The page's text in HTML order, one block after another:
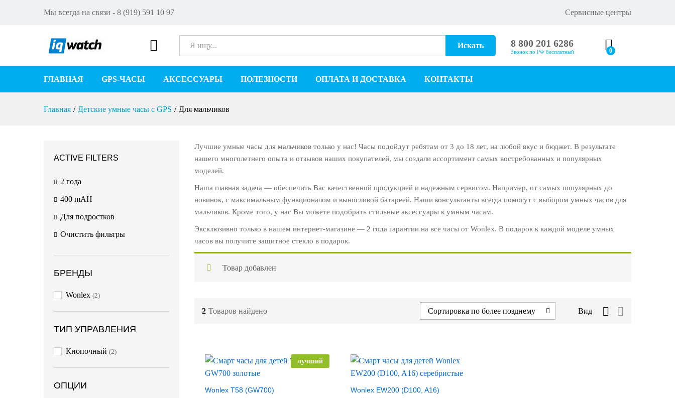
Мы всегда на связи - 8 (919) 591 10 97 Сервисные центры
Все Искать 8 800 201 6286
Звонок по РФ бесплатный 0
ГЛАВНАЯ GPS-ЧАСЫ АКСЕССУАРЫ ПОЛЕЗНОСТИ ОПЛАТА И ДОСТАВКА КОНТАКТЫ
Главная / Детские умные часы с GPS / Для мальчиков
Лучшие умные часы для мальчиков только у нас! Часы подойдут ребятам от 3 до 18 лет, на любой вкус и бюджет. В результате
нашего многолетнего опыта и отзывов наших покупателей, мы создали ассортимент самых востребованных и популярных
моделей.
Наша главная задача — обеспечить Вас качественной продукцией и надежным сервисом. Например, от самых популярных до
новинок, с максимальным функционалом и выносливой батареей. Наши консультанты всегда помогут с выбором умных часов для
мальчиков. Кроме того, у нас Вы можете подобрать стильные аксессуары к умным часам.
Эксклюзивно только в нашем интернет-магазине — 2 года гарантии на все часы от Wonlex. В подарок к каждой моделе умных
часов вы получите защитное стекло в подарок.
Товар добавлен
2 Товаров найдено Вид
Сортировка по более позднему
лучший
Wonlex T58 (GW700) Wonlex EW200 (D100, A16)
ACTIVE FILTERS
2 года
400 mAH
Для подростков
Очистить фильтры
БРЕНДЫ
Wonlex (2)
ТИП УПРАВЛЕНИЯ
Кнопочный (2)
ОПЦИИ